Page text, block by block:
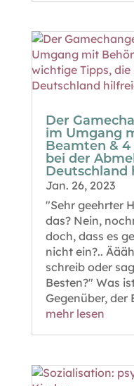
Der
im Umgang
Beamten &
bei der
Deutschland
Jan. 26, 2023
"Sehr geehrter
das? Nein,
doch, dass es
nicht ein?..
schreib oder
Besten?" Was
Gegenüber, der
mehr lesen